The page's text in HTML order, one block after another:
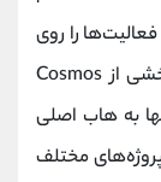
را روی
آن ثبت می‌کند. چندین بلاک چین دیگر نیز بخشی از Cosmos
به هاب اصلی
مختلف
90001030